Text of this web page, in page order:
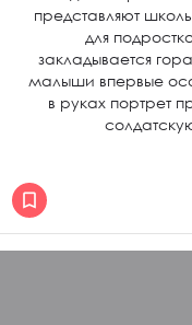
представляют
для
закладывается
малыши впервые
в руках портрет